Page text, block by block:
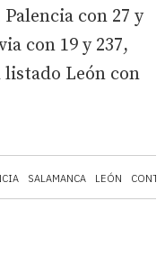
SALAMANCA LEÓN
Palencia con 27 y
con 19 y 237,
listado León con